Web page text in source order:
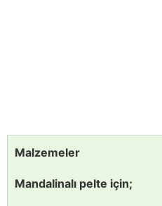
Malzemeler
Mandalinalı pelte için;